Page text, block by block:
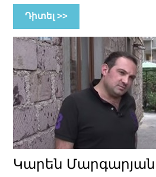
Դիտել >>
Կարեն Մարգարյան